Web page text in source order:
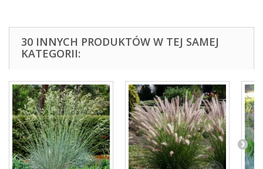
30 INNYCH PRODUKTÓW W TEJ SAMEJ
KATEGORII: